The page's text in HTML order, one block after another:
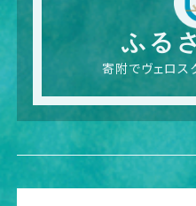
ふる
寄附でヴェロス